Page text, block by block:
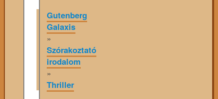
Gutenberg
Galaxis
»
Szórakoztató
irodalom
»
Thriller